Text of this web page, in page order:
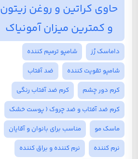
حاوی کراتین و روغن زیتون
و کمترین میزان آمونیاک
داماسک رُز
شامپو ترمیم کننده
شامپو تقویت کننده
ضد آفتاب
کرم دور چشم
کرم ضد آفتاب رنگی
کرم ضد آفتاب و ضد چروک ( پوست خشک
ماسک مو
مناسب برای بانوان و آقایان
نرم کننده
نرم کننده و براق کننده